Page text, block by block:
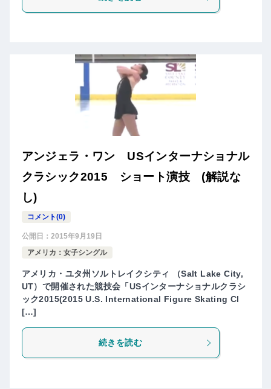
アンジェラ・ワン USインターナショナル
クラシック2015 ショート演技 (解説な
し)
コメント(0)
公開日： 2015年9月19日
アメリカ：女子シングル
アメリカ・ユタ州ソルトレイクシティ （Salt Lake City,
UT）で開催された競技会「USインターナショナルクラシ
ック2015(2015 U.S. International Figure Skating Cl
[…]
続きを読む